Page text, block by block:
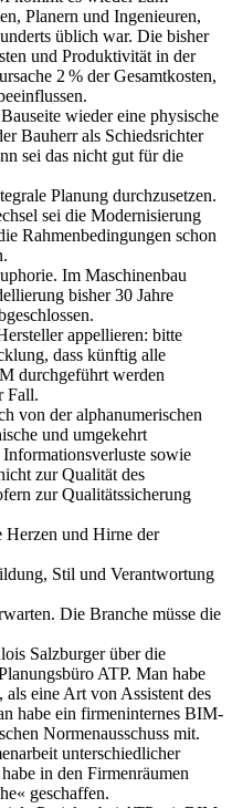
Planern und Ingenieuren,
üblich war. Die bisher
und Produktivität in der
2 % der Gesamtkosten,
wieder eine physische
Bauherr als Schiedsrichter
sei das nicht gut für die
Planung durchzusetzen.
sei die Modernisierung
Rahmenbedingungen schon
Im Maschinenbau
bisher 30 Jahre
appellieren: bitte
dass künftig alle
durchgeführt werden
Fall.
von der alphanumerischen
und umgekehrt
sowie
zur Qualität des
zur Qualitätssicherung
Herzen und Hirne der
Stil und Verantwortung
Die Branche müsse die
Salzburger über die
ATP. Man habe
eine Art von Assistent des
habe ein firmeninternes BIM-
Normenausschuss mit.
unterschiedlicher
in den Firmenräumen
geschaffen.